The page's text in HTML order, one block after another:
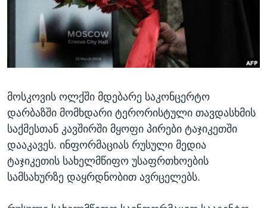
ᲡᲢᲣᲓᲘᲐ ᲕᲐᲨᲘᲜᲒᲢᲝᲜᲘ
ᲔᲙᲝᲜᲝᲛᲘᲙᲐ
ᲯᲐᲜᲛᲠᲗᲔᲚᲝᲑᲐ
ᲙᲣᲚᲢᲣᲠᲐ
ᲒᲐᲚᲘᲚᲔᲝ
ᲓᲔᲖᲘᲜᲤᲝᲠᲛᲐᲪᲘᲐ
Learning English
ᲗᲕᲐᲚᲘ ᲒᲕᲐᲓᲔᲕᲜᲔᲗ
ენები
მოსკოვის ოლქში მდებარე საკონცერტო
დარბაზში მომხდარი ტერორისტული თავდასხმის
საქმესთან კავშირში მყოფი პირები ტაჯიკეთში
დააკავეს. ინფორმაციას რუსული მედია
ტაჯიკეთის სახელმწიფო უსაფრთხოების
სამსახურზე დაყრდნობით ავრცელებს.